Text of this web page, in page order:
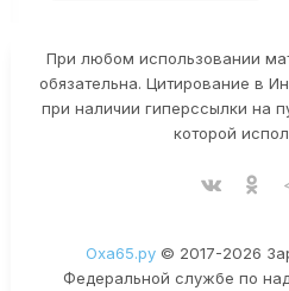
При любом использовании
обязательна. Цитирование в
при наличии гиперссылки на
которой
Оха65.ру© 2017-2026
Федеральной службе по